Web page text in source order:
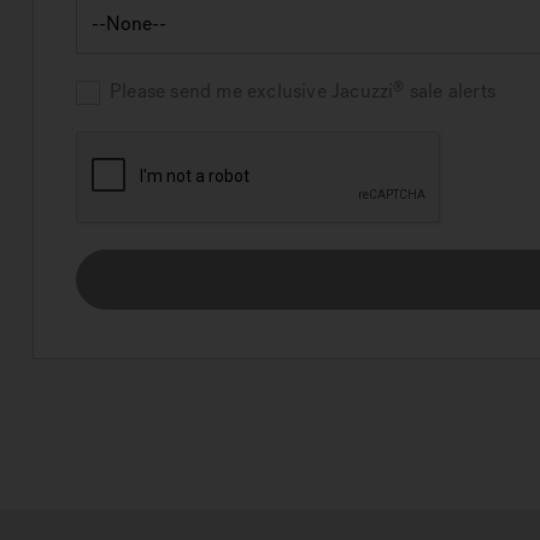
Please send me exclusive Jacuzzi sale alerts